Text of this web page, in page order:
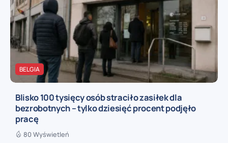
BELGIA
Blisko 100 tysięcy osób straciło zasiłek dla
bezrobotnych – tylko dziesięć procent podjęło
pracę
80 Wyświetleń